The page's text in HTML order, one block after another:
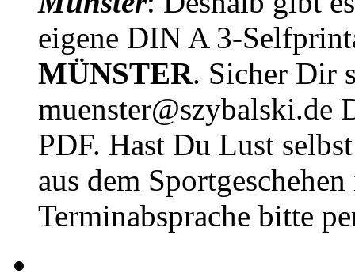
eigene DIN A 3-
MÜNSTER. Sicher Dir
muenster@szybalski.de
PDF. Hast Du Lust
aus dem
Terminabsprache bitte